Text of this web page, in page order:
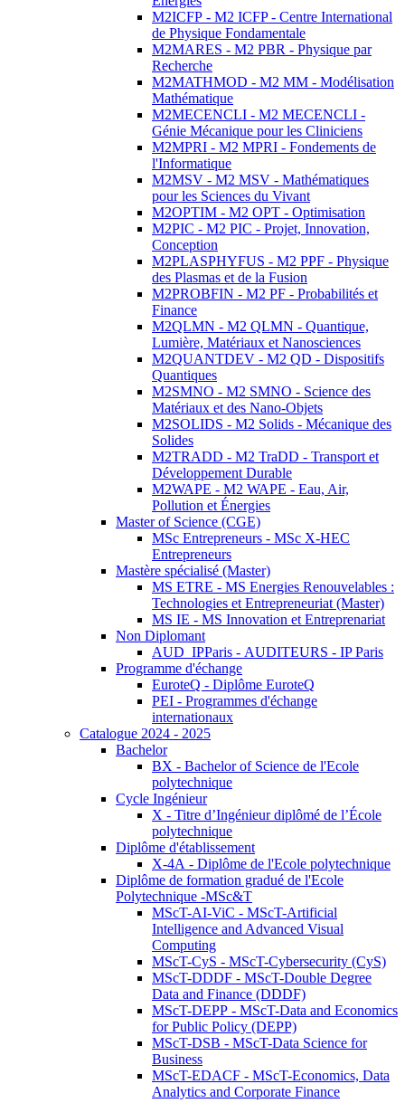
M2ICFP - M2 ICFP - Centre International
de Physique Fondamentale
M2MARES - M2 PBR - Physique par
Recherche
M2MATHMOD - M2 MM - Modélisation
Mathématique
M2MECENCLI - M2 MECENCLI -
Génie Mécanique pour les Cliniciens
M2MPRI - M2 MPRI - Fondements de
l'Informatique
M2MSV - M2 MSV - Mathématiques
pour les Sciences du Vivant
M2OPTIM - M2 OPT - Optimisation
M2PIC - M2 PIC - Projet, Innovation,
Conception
M2PLASPHYFUS - M2 PPF - Physique
des Plasmas et de la Fusion
M2PROBFIN - M2 PF - Probabilités et
Finance
M2QLMN - M2 QLMN - Quantique,
Lumière, Matériaux et Nanosciences
M2QUANTDEV - M2 QD - Dispositifs
Quantiques
M2SMNO - M2 SMNO - Science des
Matériaux et des Nano-Objets
M2SOLIDS - M2 Solids - Mécanique des
Solides
M2TRADD - M2 TraDD - Transport et
Développement Durable
M2WAPE - M2 WAPE - Eau, Air,
Pollution et Énergies
Master of Science (CGE)
MSc Entrepreneurs - MSc X-HEC
Entrepreneurs
Mastère spécialisé (Master)
MS ETRE - MS Energies Renouvelables :
Technologies et Entrepreneuriat (Master)
MS IE - MS Innovation et Entreprenariat
Non Diplomant
AUD_IPParis - AUDITEURS - IP Paris
Programme d'échange
EuroteQ - Diplôme EuroteQ
PEI - Programmes d'échange
internationaux
Catalogue 2024 - 2025
Bachelor
BX - Bachelor of Science de l'Ecole
polytechnique
Cycle Ingénieur
X - Titre d’Ingénieur diplômé de l’École
polytechnique
Diplôme d'établissement
X-4A - Diplôme de l'Ecole polytechnique
Diplôme de formation gradué de l'Ecole
Polytechnique -MSc&T
MScT-AI-ViC - MScT-Artificial
Intelligence and Advanced Visual
Computing
MScT-CyS - MScT-Cybersecurity (CyS)
MScT-DDDF - MScT-Double Degree
Data and Finance (DDDF)
MScT-DEPP - MScT-Data and Economics
for Public Policy (DEPP)
MScT-DSB - MScT-Data Science for
Business
MScT-EDACF - MScT-Economics, Data
Analytics and Corporate Finance